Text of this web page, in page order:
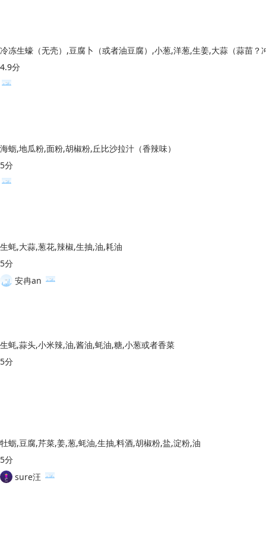
4.9分
海蛎,地瓜粉,面粉,胡椒粉,丘比沙拉汁（香辣味）
5分
生蚝,大蒜,葱花,辣椒,生抽,油,耗油
5分
安冉an
生蚝,蒜头,小米辣,油,酱油,蚝油,糖,小葱或者香菜
5分
牡蛎,豆腐,芹菜,姜,葱,蚝油,生抽,料酒,胡椒粉,盐,淀粉,油
5分
sure汪